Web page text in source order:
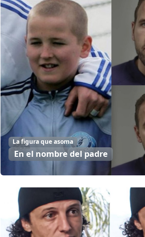
La figura que asoma
En el nombre del padre